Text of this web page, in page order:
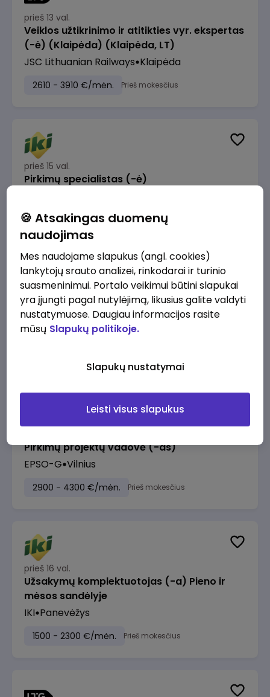
prieš 13 val.
Veiklos užtikrinimo ir atitikties vyr. ekspertas
(-ė) (Klaipėda) (Klaipėda, LT)
JSC Lithuanian Railways Klaipėda
2610 - 3910 €/mėn. Prieš mokesčius
prieš 15 val.
Pirkimų specialistas (-ė)
1600 - 1900 €/mėn. Prieš mokesčius
prieš 15 val.
IT sprendimų architektas (-ė) (Vilnius, LT)
JSC Lithuanian Railways
Pirkimų projektų vadovė (-as)
EPSO-G Vilnius
2900 - 4300 €/mėn. Prieš mokesčius
prieš 16 val.
Užsakymų komplektuotojas (-a) Pieno ir
mėsos sandėlyje
IKI Panevėžys
1500 - 2300 €/mėn. Prieš mokesčius
🍪 Atsakingas duomenų
naudojimas
Mes naudojame slapukus (angl. cookies)
lankytojų srauto analizei, rinkodarai ir turinio
suasmeninimui. Portalo veikimui būtini slapukai
yra įjungti pagal nutylėjimą, likusius galite valdyti
nustatymuose. Daugiau informacijos rasite
mūsų Slapukų politikoje.
Slapukų nustatymai
Leisti visus slapukus